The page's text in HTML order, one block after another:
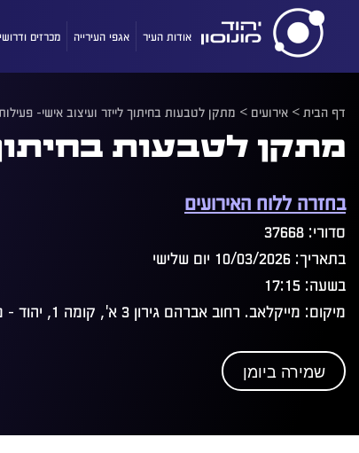
אודות העיר אגפי העירייה מכרזים
דף הבית> אירועים > מתקן לטבעות בחיתוך לייזר ועיצוב אישי-
מתקן לטבעות
בחזרה ללוח האירועים
סדורי: 37668
בתאריך: 10/03/2026 יום שלישי
בשעה: 17:15
מיקום: מייקלאב. רחוב אברהם גירון 3 א', קומה 1, יהוד - מונוסון
שמירה ביומן